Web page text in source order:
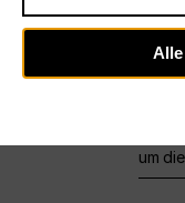
12:00
um